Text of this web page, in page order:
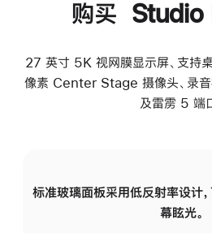
购买 Studio
27 英寸 5K 视网膜显示屏、支持
像素 Center Stage 摄像头、录音
及雷雳 5 端
标准玻璃面板采用低反射率设计
幕眩光。